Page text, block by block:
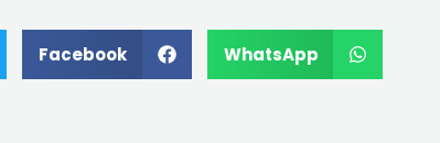
WhatsApp
Facebook